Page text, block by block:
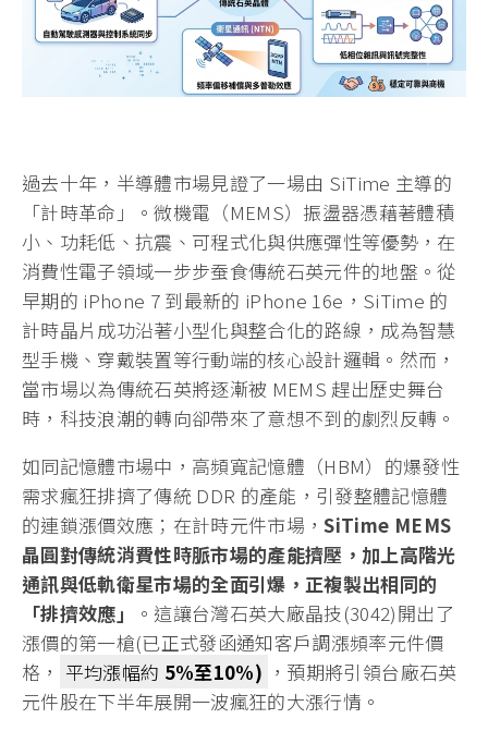
過去十年，半導體市場見證了一場由 SiTime 主導的
「計時革命」。微機電（MEMS）振盪器憑藉著體積
小、功耗低、抗震、可程式化與供應彈性等優勢，在
消費性電子領域一步步蚕食傳統石英元件的地盤。從
早期的 iPhone 7 到最新的 iPhone 16e，SiTime 的
計時晶片成功沿著小型化與整合化的路線，成為智慧
型手機、穿戴裝置等行動端的核心設計邏輯。然而，
當市場以為傳統石英將逐漸被 MEMS 趕出歷史舞台
時，科技浪潮的轉向卻帶來了意想不到的劇烈反轉。
如同記憶體市場中，高頻寬記憶體（HBM）的爆發性
需求瘋狂排擠了傳統 DDR 的產能，引發整體記憶體
的連鎖漲價效應；在計時元件市場，SiTime MEMS
晶圓對傳統消費性時脈市場的產能擠壓，加上高階光
通訊與低軌衛星市場的全面引爆，正複製出相同的
「排擠效應」
。這讓台灣石英大廠晶技(3042)開出了
漲價的第一槍(已正式發函通知客戶調漲頻率元件價
格， 平均漲幅約 5%至10%) ，預期將引領台廠石英
元件股在下半年展開一波瘋狂的大漲行情。